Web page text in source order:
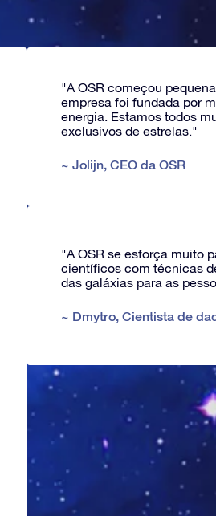
"A OSR começou
empresa foi fundada por
energia. Estamos todos
exclusivos de estrelas."
~ Jolijn, CEO da OSR
"A OSR se esforça muito
científicos com técnicas
das galáxias para as
~ Dmytro, Cientista de